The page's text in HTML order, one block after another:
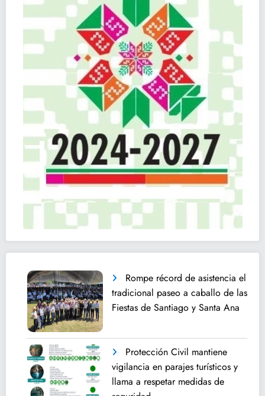
Rompe récord de asistencia el
tradicional paseo a caballo de las
Fiestas de Santiago y Santa Ana
Protección Civil mantiene
vigilancia en parajes turísticos y
llama a respetar medidas de